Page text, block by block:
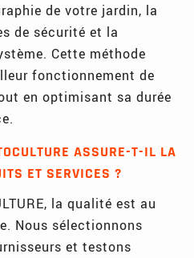
de votre jardin, la
de sécurité et la
Cette méthode
fonctionnement de
en optimisant sa durée
ASSURE-T-IL LA
ET SERVICES ?
la qualité est au
Nous sélectionnons
et testons